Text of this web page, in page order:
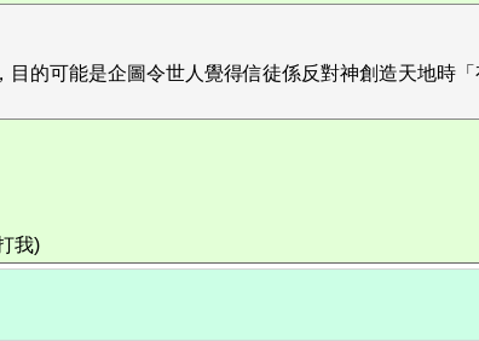
的可能是企圖令世人覺得信徒係反對神創造天地時
我)